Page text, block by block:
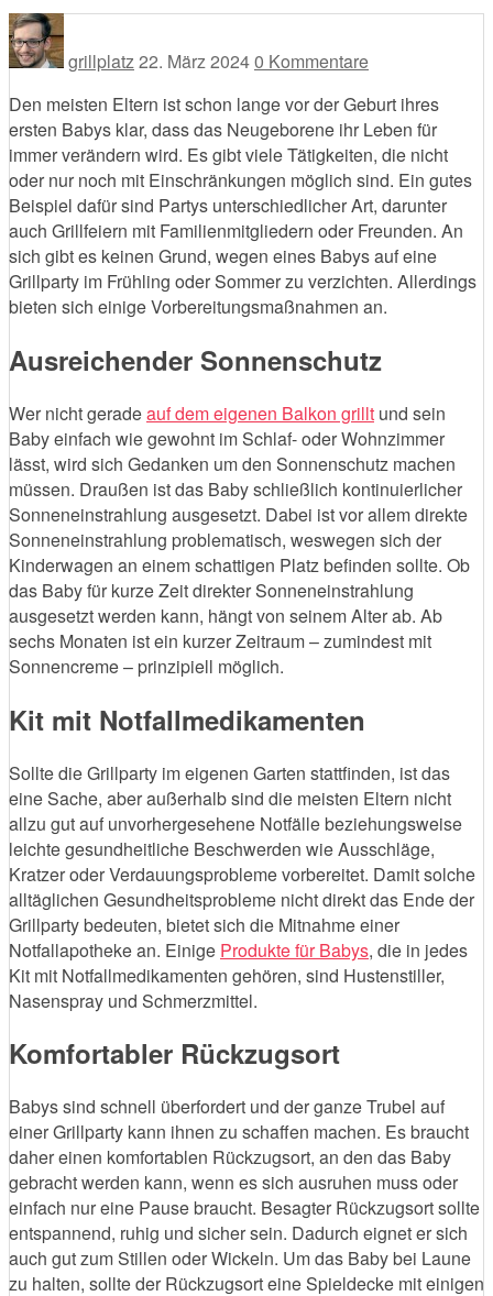
grillplatz22. März 20240 Kommentare
Den meisten Eltern ist schon lange vor der Geburt ihres
ersten Babys klar, dass das Neugeborene ihr Leben für
immer verändern wird. Es gibt viele Tätigkeiten, die nicht
oder nur noch mit Einschränkungen möglich sind. Ein gutes
Beispiel dafür sind Partys unterschiedlicher Art, darunter
auch Grillfeiern mit Familienmitgliedern oder Freunden. An
sich gibt es keinen Grund, wegen eines Babys auf eine
Grillparty im Frühling oder Sommer zu verzichten. Allerdings
bieten sich einige Vorbereitungsmaßnahmen an.
Ausreichender Sonnenschutz
Wer nicht geradeauf dem eigenen Balkon grillt und sein
Baby einfach wie gewohnt im Schlaf- oder Wohnzimmer
lässt, wird sich Gedanken um den Sonnenschutz machen
müssen. Draußen ist das Baby schließlich kontinuierlicher
Sonneneinstrahlung ausgesetzt. Dabei ist vor allem direkte
Sonneneinstrahlung problematisch, weswegen sich der
Kinderwagen an einem schattigen Platz befinden sollte. Ob
das Baby für kurze Zeit direkter Sonneneinstrahlung
ausgesetzt werden kann, hängt von seinem Alter ab. Ab
sechs Monaten ist ein kurzer Zeitraum – zumindest mit
Sonnencreme – prinzipiell möglich.
Kit mit Notfallmedikamenten
Sollte die Grillparty im eigenen Garten stattfinden, ist das
eine Sache, aber außerhalb sind die meisten Eltern nicht
allzu gut auf unvorhergesehene Notfälle beziehungsweise
leichte gesundheitliche Beschwerden wie Ausschläge,
Kratzer oder Verdauungsprobleme vorbereitet. Damit solche
alltäglichen Gesundheitsprobleme nicht direkt das Ende der
Grillparty bedeuten, bietet sich die Mitnahme einer
Notfallapotheke an. Einige Produkte für Babys, die in jedes
Kit mit Notfallmedikamenten gehören, sind Hustenstiller,
Nasenspray und Schmerzmittel.
Komfortabler Rückzugsort
Babys sind schnell überfordert und der ganze Trubel auf
einer Grillparty kann ihnen zu schaffen machen. Es braucht
daher einen komfortablen Rückzugsort, an den das Baby
gebracht werden kann, wenn es sich ausruhen muss oder
einfach nur eine Pause braucht. Besagter Rückzugsort sollte
entspannend, ruhig und sicher sein. Dadurch eignet er sich
auch gut zum Stillen oder Wickeln. Um das Baby bei Laune
zu halten, sollte der Rückzugsort eine Spieldecke mit einigen